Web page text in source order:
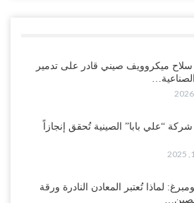
سلاح ميكروويف صيني قادر على تدمير
الصناعية…
شركة “علي بابا” الصينية تُحقق إنجازاً
لماذا تُعتبر المعادن النادرة ورقة